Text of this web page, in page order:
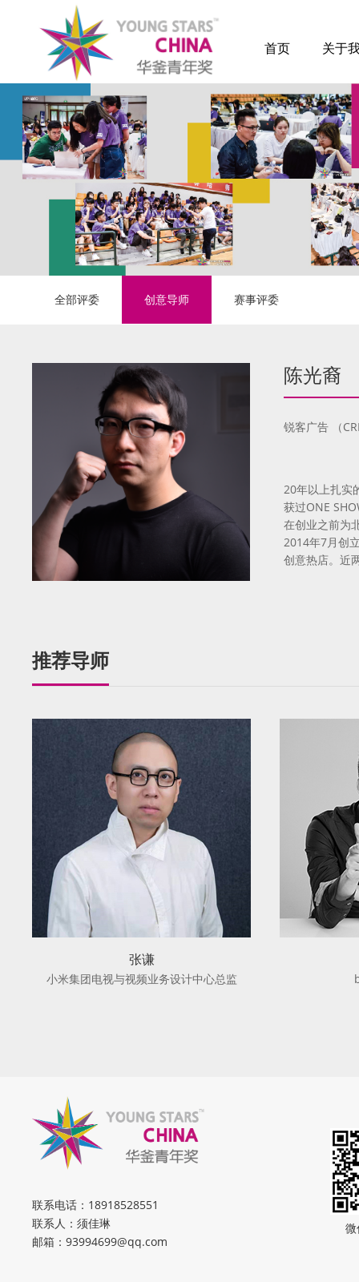
首页 关于
全部评委 创意导师 赛事评委
陈光裔
锐客广告 （
20年以上扎实
获过ONE
在创业之前为
2014年7月创
创意热店。近
推荐导师
张谦
小米集团电视与视频业务设计中心总监
联系电话： 18918528551
联系人：须佳琳
邮箱： 93994699@qq.com